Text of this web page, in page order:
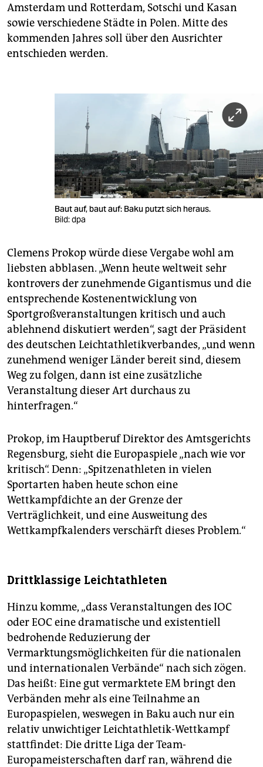
Amsterdam und Rotterdam, Sotschi und Kasan
sowie verschiedene Städte in Polen. Mitte des
kommenden Jahres soll über den Ausrichter
entschieden werden.
Baut auf, baut auf: Baku putzt sich heraus.
Bild: dpa
Clemens Prokop würde diese Vergabe wohl am
liebsten abblasen. „Wenn heute weltweit sehr
kontrovers der zunehmende Gigantismus und die
entsprechende Kostenentwicklung von
Sportgroßveranstaltungen kritisch und auch
ablehnend diskutiert werden“, sagt der Präsident
des deutschen Leichtathletikverbandes, „und wenn
zunehmend weniger Länder bereit sind, diesem
Weg zu folgen, dann ist eine zusätzliche
Veranstaltung dieser Art durchaus zu
hinterfragen.“
Prokop, im Hauptberuf Direktor des Amtsgerichts
Regensburg, sieht die Europaspiele „nach wie vor
kritisch“. Denn: „Spitzenathleten in vielen
Sportarten haben heute schon eine
Wettkampfdichte an der Grenze der
Verträglichkeit, und eine Ausweitung des
Wettkampfkalenders verschärft dieses Problem.“
Drittklassige Leichtathleten
Hinzu komme, „dass Veranstaltungen des IOC
oder EOC eine dramatische und existentiell
bedrohende Reduzierung der
Vermarktungsmöglichkeiten für die nationalen
und internationalen Verbände“ nach sich zögen.
Das heißt: Eine gut vermarktete EM bringt den
Verbänden mehr als eine Teilnahme an
Europaspielen, weswegen in Baku auch nur ein
relativ unwichtiger Leichtathletik-Wettkampf
stattfindet: Die dritte Liga der Team-
Europameisterschaften darf ran, während die